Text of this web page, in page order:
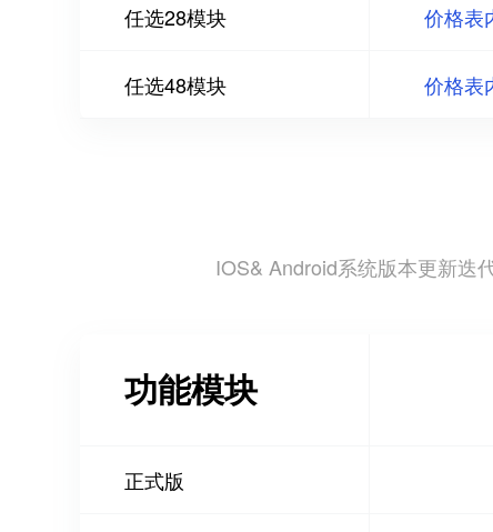
任选28模块 价格表
任选48模块 价格表
IOS& Android系统版本更新迭
功能模块
正式版